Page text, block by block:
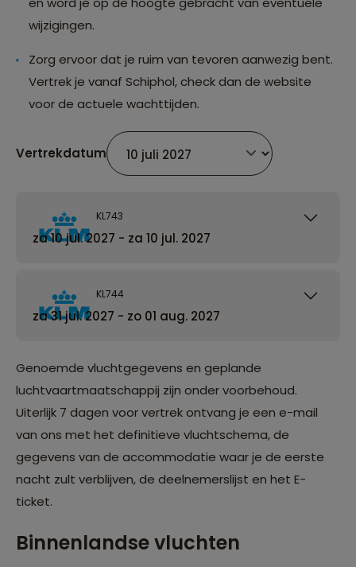
wijzigingen.
Zorg ervoor dat je ruim van tevoren aanwezig bent.
Vertrek je vanaf Schiphol, check dan de website
voor de actuele wachttijden.
Vertrekdatum
KL743
za 10 jul. 2027 - za 10 jul. 2027
KL744
za 31 jul. 2027 - zo 01 aug. 2027
Genoemde vluchtgegevens en geplande
luchtvaartmaatschappij zijn onder voorbehoud.
Uiterlijk 7 dagen voor vertrek ontvang je een e-mail
van ons met het definitieve vluchtschema, de
gegevens van de accommodatie waar je de eerste
nacht zult verblijven, de deelnemerslijst en het E-
ticket.
Binnenlandse vluchten